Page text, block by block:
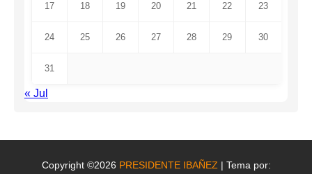
17 18 19 20 21 22 23
24 25 26 27 28 29 30
31
« Jul
Copyright ©2026 PRESIDENTE IBAÑEZ | Tema por: